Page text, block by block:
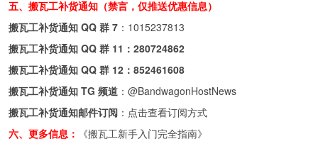
五、搬瓦工补货通知（禁言，仅推送优惠信息）
搬瓦工补货通知 QQ 群 7 ： 1015237813
搬瓦工补货通知 QQ 群 11： 280724862
搬瓦工补货通知 QQ 群 12： 852461608
搬瓦工补货通知 TG 频道 ： @BandwagonHostNews
搬瓦工补货通知邮件订阅 ： 点击查看订阅方式
六、更多信息：
《搬瓦工新手入门完全指南》